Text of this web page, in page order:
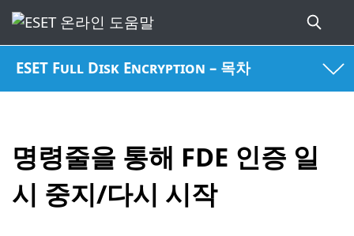
ESET Full Disk Encryption – 목차
명령줄을 통해 FDE 인증 일
시 중지/다시 시작